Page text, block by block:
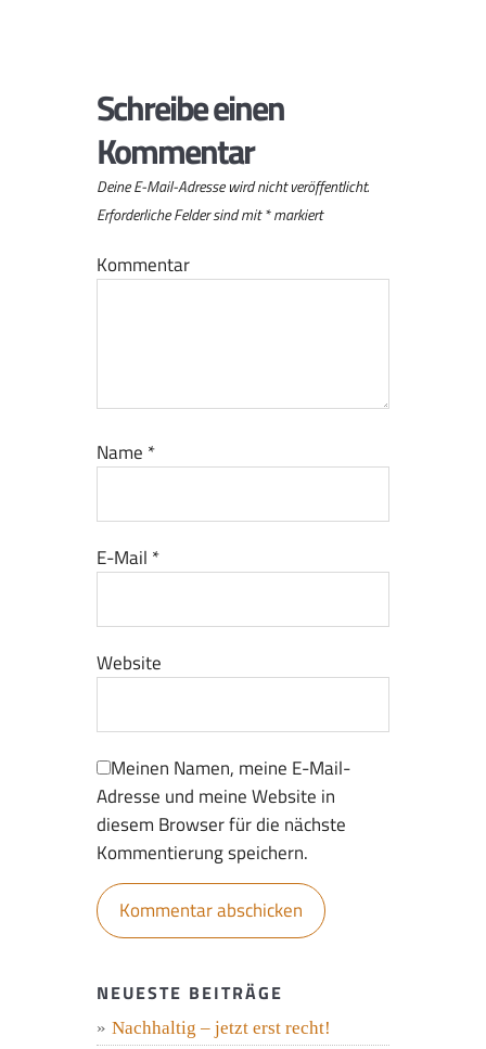
Schreibe einen
Kommentar
Deine E-Mail-Adresse wird nicht veröffentlicht.
Erforderliche Felder sind mit*markiert
Kommentar
Name *
E-Mail *
Website
Meinen Namen, meine E-Mail-
Adresse und meine Website in
diesem Browser für die nächste
Kommentierung speichern.
NEUESTE BEITRÄGE
Nachhaltig – jetzt erst recht!